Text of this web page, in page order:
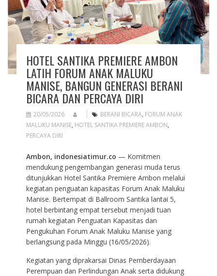
HOTEL SANTIKA PREMIERE AMBON
LATIH FORUM ANAK MALUKU
MANISE, BANGUN GENERASI BERANI
BICARA DAN PERCAYA DIRI
20/05/2026 BERANI BICARA, FORUM ANAK
MALUKU MANISE, HOTEL SANTIKA PREMIERE AMBON,
PERCAYA DIRI
Ambon, indonesiatimur.co — Komitmen
mendukung pengembangan generasi muda terus
ditunjukkan Hotel Santika Premiere Ambon melalui
kegiatan penguatan kapasitas Forum Anak Maluku
Manise. Bertempat di Ballroom Santika lantai 5,
hotel berbintang empat tersebut menjadi tuan
rumah kegiatan Penguatan Kapasitas dan
Pengukuhan Forum Anak Maluku Manise yang
berlangsung pada Minggu (16/05/2026).
Kegiatan yang diprakarsai Dinas Pemberdayaan
Perempuan dan Perlindungan Anak serta didukung